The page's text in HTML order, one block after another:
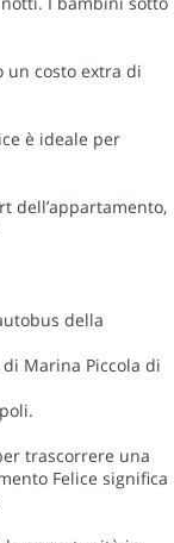
un costo extra di
è ideale per
dell’appartamento,
della
Marina Piccola di
trascorrere una
Felice significa